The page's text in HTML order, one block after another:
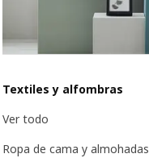
Textiles y alfombras
Ver todo
Ropa de cama y almohadas